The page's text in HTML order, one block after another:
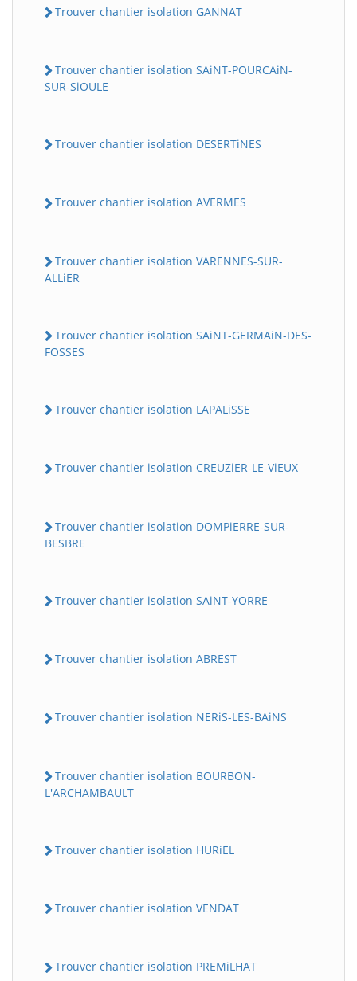
Trouver chantier isolation GANNAT
Trouver chantier isolation SAiNT-POURCAiN-
SUR-SiOULE
Trouver chantier isolation DESERTiNES
Trouver chantier isolation AVERMES
Trouver chantier isolation VARENNES-SUR-
ALLiER
Trouver chantier isolation SAiNT-GERMAiN-DES-
FOSSES
Trouver chantier isolation LAPALiSSE
Trouver chantier isolation CREUZiER-LE-ViEUX
Trouver chantier isolation DOMPiERRE-SUR-
BESBRE
Trouver chantier isolation SAiNT-YORRE
Trouver chantier isolation ABREST
Trouver chantier isolation NERiS-LES-BAiNS
Trouver chantier isolation BOURBON-
L'ARCHAMBAULT
Trouver chantier isolation HURiEL
Trouver chantier isolation VENDAT
Trouver chantier isolation PREMiLHAT